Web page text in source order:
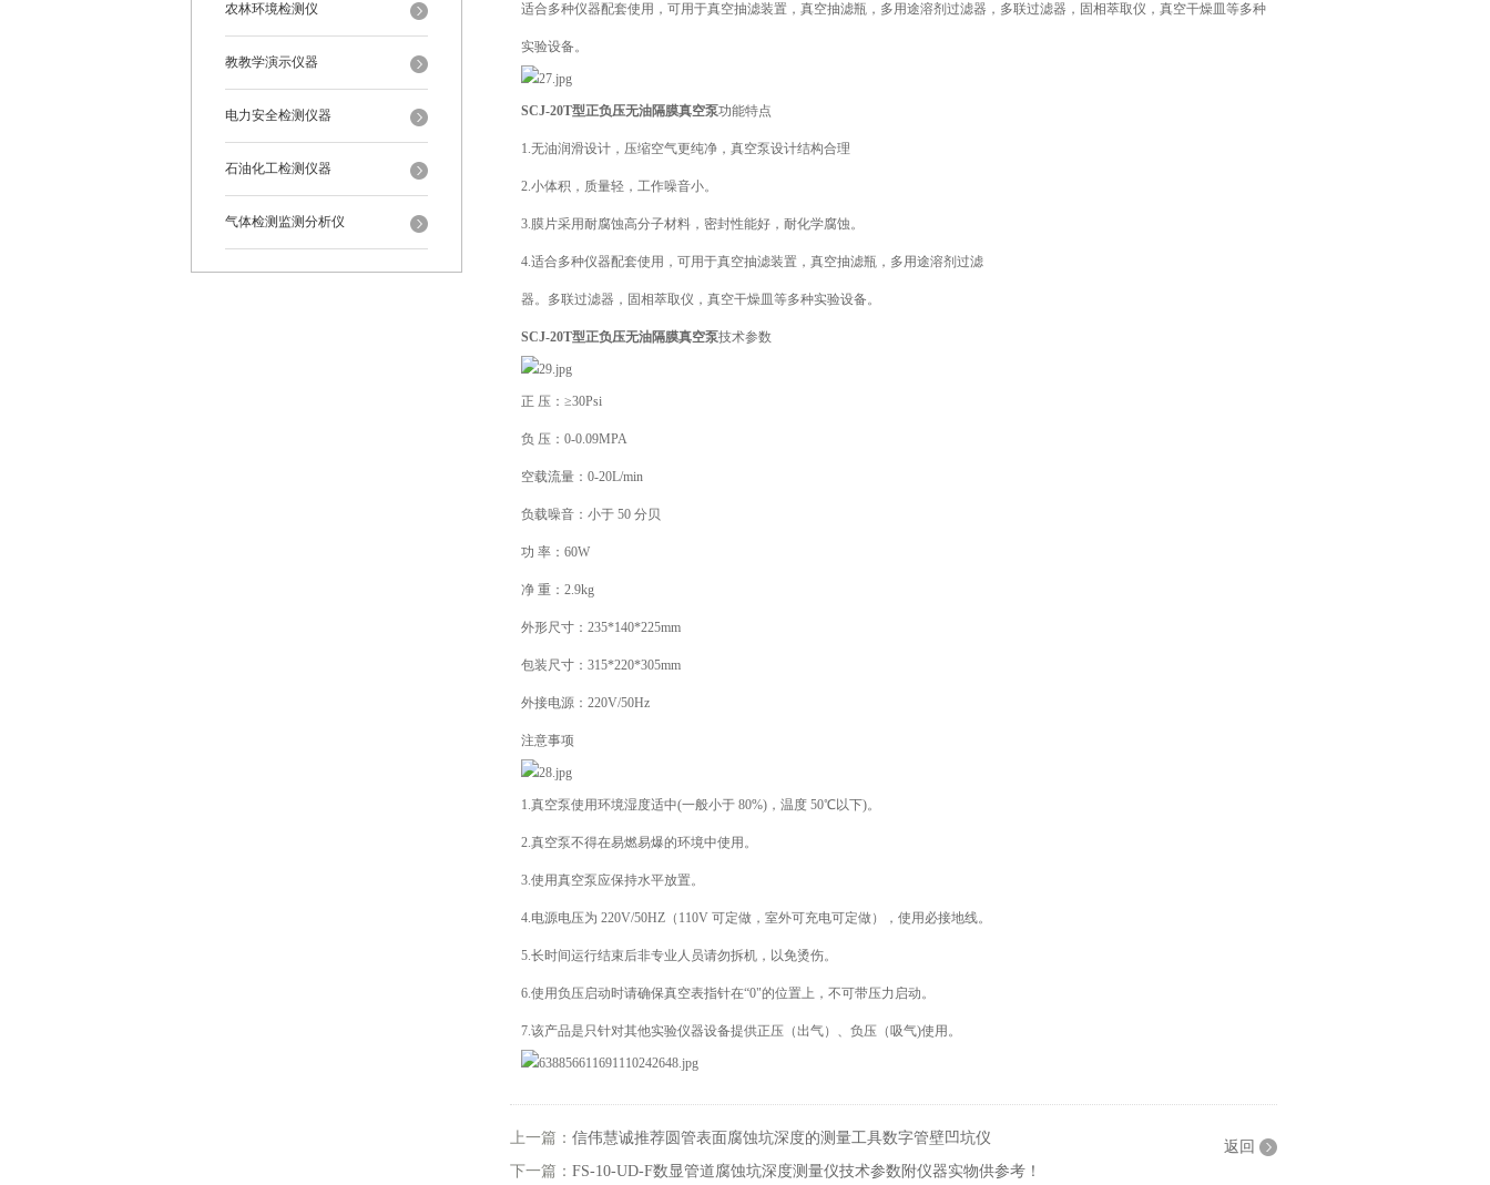
农林环境检测仪
教教学演示仪器
电力安全检测仪器
石油化工检测仪器
气体检测监测分析仪
适合多种仪器配套使用，可用于真空抽滤装置，真空抽滤瓶，多用途溶剂过滤器，多联过滤器，固相萃取仪，真空干燥皿等多种
实验设备。
SCJ-20T型正负压无油隔膜真空泵功能特点
1.无油润滑设计，压缩空气更纯净，真空泵设计结构合理
2.小体积，质量轻，工作噪音小。
3.膜片采用耐腐蚀高分子材料，密封性能好，耐化学腐蚀。
4.适合多种仪器配套使用，可用于真空抽滤装置，真空抽滤瓶，多用途溶剂过滤
器。多联过滤器，固相萃取仪，真空干燥皿等多种实验设备。
SCJ-20T型正负压无油隔膜真空泵技术参数
正 压：≥30Psi
负 压：0-0.09MPA
空载流量：0-20L/min
负载噪音：小于 50 分贝
功 率：60W
净 重：2.9kg
外形尺寸：235*140*225mm
包装尺寸：315*220*305mm
外接电源：220V/50Hz
注意事项
1.真空泵使用环境湿度适中(一般小于 80%)，温度 50℃以下)。
2.真空泵不得在易燃易爆的环境中使用。
3.使用真空泵应保持水平放置。
4.电源电压为 220V/50HZ（110V 可定做，室外可充电可定做），使用必接地线。
5.长时间运行结束后非专业人员请勿拆机，以免烫伤。
6.使用负压启动时请确保真空表指针在“0"的位置上，不可带压力启动。
7.该产品是只针对其他实验仪器设备提供正压（出气）、负压（吸气)使用。
上一篇： 信伟慧诚推荐圆管表面腐蚀坑深度的测量工具数字管壁凹坑仪
下一篇： FS-10-UD-F数显管道腐蚀坑深度测量仪技术参数附仪器实物供参考！
返回